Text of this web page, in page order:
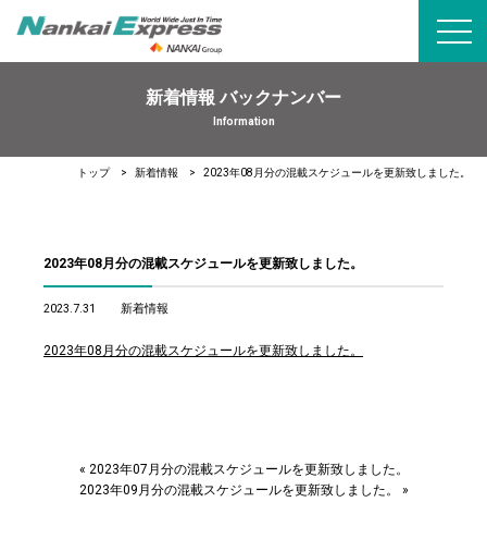
新着情報 バックナンバー
Information
トップ 新着情報 2023年08月分の混載スケジュールを更新致しました。
2023年08月分の混載スケジュールを更新致しました。
2023.7.31 新着情報
2023年08月分の混載スケジュールを更新致しました。
« 2023年07月分の混載スケジュールを更新致しました。
2023年09月分の混載スケジュールを更新致しました。
»